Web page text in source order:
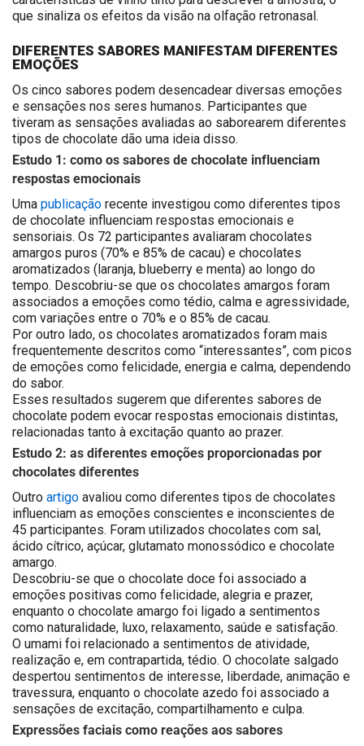
que sinaliza os efeitos da visão na olfação retronasal.
DIFERENTES SABORES MANIFESTAM DIFERENTES
EMOÇÕES
Os cinco sabores podem desencadear diversas emoções
e sensações nos seres humanos. Participantes que
tiveram as sensações avaliadas ao saborearem diferentes
tipos de chocolate dão uma ideia disso.
Estudo 1: como os sabores de chocolate influenciam
respostas emocionais
Uma publicação recente investigou como diferentes tipos
de chocolate influenciam respostas emocionais e
sensoriais. Os 72 participantes avaliaram chocolates
amargos puros (70% e 85% de cacau) e chocolates
aromatizados (laranja, blueberry e menta) ao longo do
tempo. Descobriu-se que os chocolates amargos foram
associados a emoções como tédio, calma e agressividade,
com variações entre o 70% e o 85% de cacau.
Por outro lado, os chocolates aromatizados foram mais
frequentemente descritos como “interessantes”, com picos
de emoções como felicidade, energia e calma, dependendo
do sabor.
Esses resultados sugerem que diferentes sabores de
chocolate podem evocar respostas emocionais distintas,
relacionadas tanto à excitação quanto ao prazer.
Estudo 2: as diferentes emoções proporcionadas por
chocolates diferentes
Outro artigo avaliou como diferentes tipos de chocolates
influenciam as emoções conscientes e inconscientes de
45 participantes. Foram utilizados chocolates com sal,
ácido cítrico, açúcar, glutamato monossódico e chocolate
amargo.
Descobriu-se que o chocolate doce foi associado a
emoções positivas como felicidade, alegria e prazer,
enquanto o chocolate amargo foi ligado a sentimentos
como naturalidade, luxo, relaxamento, saúde e satisfação.
O umami foi relacionado a sentimentos de atividade,
realização e, em contrapartida, tédio. O chocolate salgado
despertou sentimentos de interesse, liberdade, animação e
travessura, enquanto o chocolate azedo foi associado a
sensações de excitação, compartilhamento e culpa.
Expressões faciais como reações aos sabores